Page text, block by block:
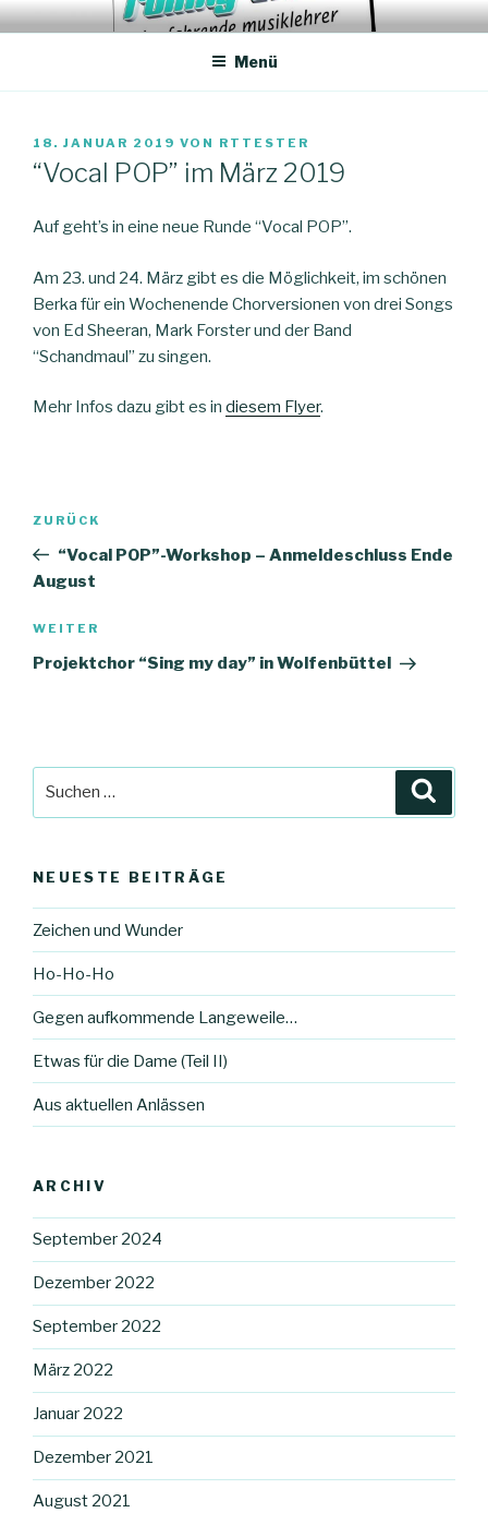
Zum
InhaltROLLING TONES – DER
FAHRENDE MUSIKLEHRER
Unterricht, Coachings, Chor-Arrangements
Menü
VERÖFFENTLICHT
AM
18. JANUAR 2019 VON RTTESTER
“Vocal POP” im März 2019
Auf geht’s in eine neue Runde “Vocal POP”.
Am 23. und 24. März gibt es die Möglichkeit, im schönen
Berka für ein Wochenende Chorversionen von drei Songs
von Ed Sheeran, Mark Forster und der Band
“Schandmaul” zu singen.
Mehr Infos dazu gibt es in diesem Flyer.
Beitragsnavigation
Vorheriger
Beitrag
ZURÜCK
“Vocal POP”-Workshop – Anmeldeschluss Ende
August
Nächster
Beitrag
WEITER
Projektchor “Sing my day” in Wolfenbüttel
NEUESTE BEITRÄGE
Zeichen und Wunder
Ho-Ho-Ho
Gegen aufkommende Langeweile…
Etwas für die Dame (Teil II)
Aus aktuellen Anlässen
ARCHIV
September 2024
Dezember 2022
September 2022
März 2022
Januar 2022
Dezember 2021
August 2021